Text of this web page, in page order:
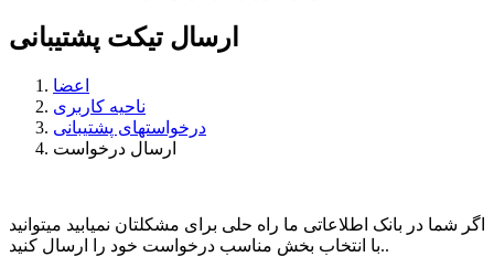
ارسال تیکت پشتیبانی
اعضا
ناحیه کاربری
درخواستهای پشتیبانی
ارسال درخواست
اگر شما در بانک اطلاعاتی ما راه حلی برای مشکلتان نمیابید میتوانید
با انتخاب بخش مناسب درخواست خود را ارسال کنید..